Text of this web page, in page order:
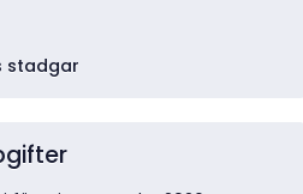
stadgar